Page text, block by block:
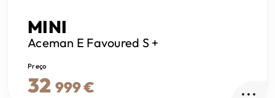
MINI
Aceman E Favoured S +
Preço
32 999 €